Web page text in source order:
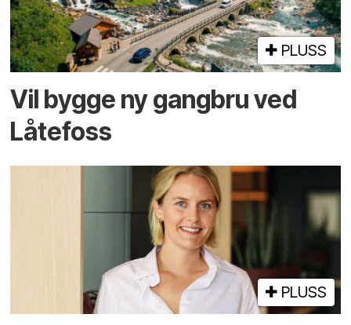
PLUSS
Vil bygge ny gangbru ved
Låtefoss
PLUSS